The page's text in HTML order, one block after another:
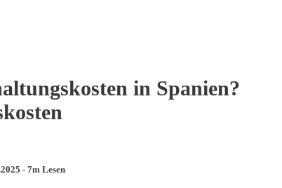
in Spanien?
- 7m Lesen